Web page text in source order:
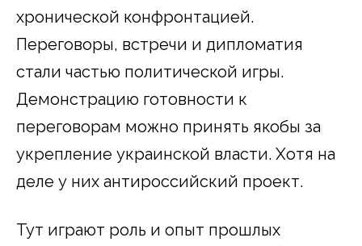
хронической конфронтацией.
Переговоры, встречи и дипломатия
стали частью политической игры.
Демонстрацию готовности к
переговорам можно принять якобы за
укрепление украинской власти. Хотя на
деле у них антироссийский проект.
Тут играют роль и опыт прошлых